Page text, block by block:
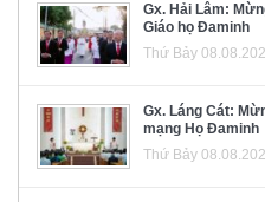
Gx. Hải Lâm:
Giáo họ Đaminh
Thứ Bảy
Gx. Láng Cát:
mạng Họ Đaminh
Thứ Bảy